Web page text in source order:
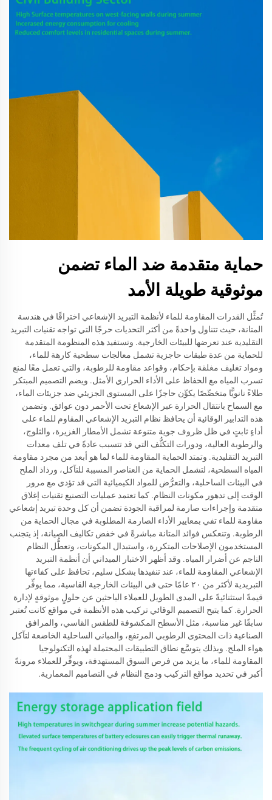
حماية متقدمة ضد الماء تضمن
موثوقية طويلة الأمد
تُمثِّل القدرات المقاومة للماء لأنظمة التبريد الإشعاعي اختراقًا في هندسة
المتانة، حيث تتناول واحدةً من أكثر التحديات حرجًا التي تواجه تقنيات التبريد
التقليدية عند تعرضها للبيئات الخارجية. وتستفيد هذه المنظومة المتقدمة
للحماية من عدة طبقات حاجزية تشمل معالجات سطحية كارهة للماء،
ومواد تغليف مغلقة بإحكام، وقواعد مقاومة للرطوبة، والتي تعمل معًا لمنع
تسرب المياه مع الحفاظ على الأداء الحراري الأمثل. ويضم التصميم المبتكر
طلاءً نانويًّا متخصِّصًا يكوِّن حاجزًا على المستوى الجزيئي ضد جزيئات الماء،
مع السماح بانتقال الحرارة عبر الإشعاع تحت الأحمر دون عوائق. وتضمن
هذه التدابير الوقائية أن يحافظ نظام التبريد الإشعاعي المقاوم للماء على
أداءٍ ثابتٍ في ظل ظروف جوية متنوعة تشمل الأمطار الغزيرة، والثلوج،
والرطوبة العالية، ودورات التكثُّف التي قد تتسبب عادةً في تلف معدات
التبريد التقليدية. وتمتد الحماية المقاومة للماء لما هو أبعد من مجرد مقاومة
المياه السطحية، لتشمل الحماية من العناصر المسببة للتآكل، ورذاذ الملح
في البيئات الساحلية، والتعرُّض للمواد الكيميائية التي قد تؤدي مع مرور
الوقت إلى تدهور مكونات النظام. كما تعتمد عمليات التصنيع تقنيات إغلاق
متقدمة وإجراءات صارمة لمراقبة الجودة تضمن أن كل وحدة تبريد إشعاعي
مقاومة للماء تفي بمعايير الأداء الصارمة المطلوبة في مجال الحماية من
الرطوبة. وتنعكس فوائد المتانة مباشرةً في خفض تكاليف الصيانة، إذ يتجنب
المستخدمون الإصلاحات المتكررة، واستبدال المكونات، وتعطُّل النظام
الناجم عن أضرار المياه. وقد أظهر الاختبار الميداني أن أنظمة التبريد
الإشعاعي المقاومة للماء، عند تنفيذها بشكل سليم، تحافظ على كفاءتها
التبريدية لأكثر من ٢٠ عامًا حتى في البيئات الخارجية القاسية، مما يوفِّر
قيمةً استثنائيةً على المدى الطويل للعملاء الباحثين عن حلولٍ موثوقةٍ لإدارة
الحرارة. كما يتيح التصميم الوقائي تركيب هذه الأنظمة في مواقع كانت تُعتبر
سابقًا غير مناسبة، مثل الأسطح المكشوفة للطقس القاسي، والمرافق
الصناعية ذات المحتوى الرطوبي المرتفع، والمباني الساحلية الخاضعة لتآكل
هواء الملح. وبذلك يتوسَّع نطاق التطبيقات المحتملة لهذه التكنولوجيا
المقاومة للماء، ما يزيد من فرص السوق المستهدفة، ويوفِّر للعملاء مرونةً
أكبر في تحديد مواقع التركيب ودمج النظام في التصاميم المعمارية.